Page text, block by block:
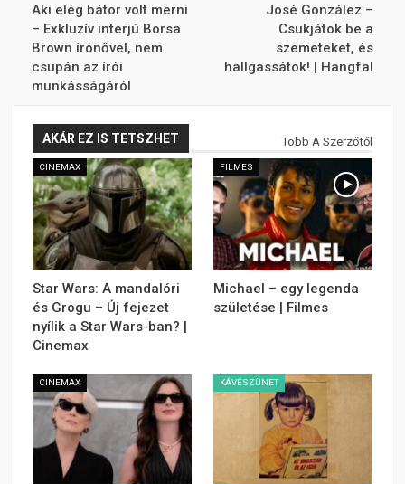
Aki elég bátor volt merni
– Exkluzív interjú Borsa
Brown írónővel, nem
csupán az írói
munkásságáról
José González –
Csukjátok be a
szemeteket, és
hallgassátok! | Hangfal
AKÁR EZ IS TETSZHET Több A Szerzőtől
CINEMAX
Star Wars: A mandalóri
és Grogu – Új fejezet
nyílik a Star Wars-ban? |
Cinemax
FILMES
Michael – egy legenda
születése | Filmes
CINEMAX KÁVÉSZÜNET